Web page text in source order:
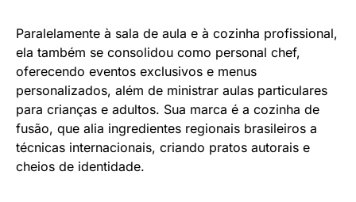
Paralelamente à sala de aula e à cozinha profissional,
ela também se consolidou como personal chef,
oferecendo eventos exclusivos e menus
personalizados, além de ministrar aulas particulares
para crianças e adultos. Sua marca é a cozinha de
fusão, que alia ingredientes regionais brasileiros a
técnicas internacionais, criando pratos autorais e
cheios de identidade.